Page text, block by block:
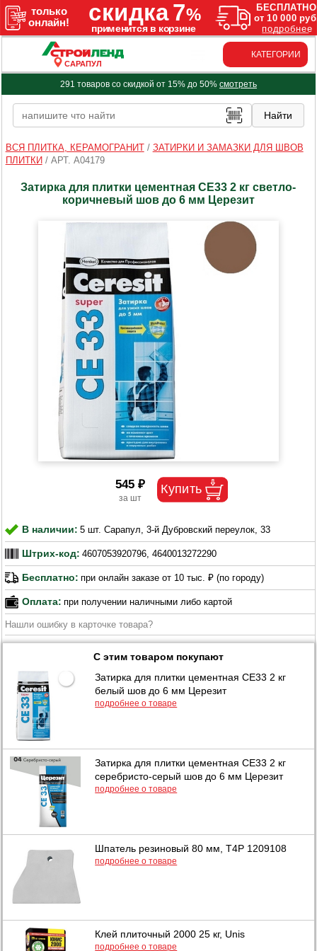
САРАПУЛ
КАТЕГОРИИ
291 товаров со скидкой от 15% до 50% смотреть
ВСЯ ПЛИТКА, КЕРАМОГРАНИТ/ ЗАТИРКИ И ЗАМАЗКИ ДЛЯ ШВОВ
ПЛИТКИ / АРТ. A04179
Затирка для плитки цементная CE33 2 кг светло-
коричневый шов до 6 мм Церезит
545 ₽
В наличии: 5 шт. Сарапул, 3-й Дубровский переулок, 33
Штрих-код: 4607053920796, 4640013272290
Бесплатно: при онлайн заказе от 10 тыс. ₽ (по городу)
Оплата: при получении наличными либо картой
Нашли ошибку в карточке товара?
С этим товаром покупают
Затирка для плитки цементная CE33 2 кг
белый шов до 6 мм Церезит
подробнее о товаре
Затирка для плитки цементная CE33 2 кг
серебристо-серый шов до 6 мм Церезит
подробнее о товаре
Шпатель резиновый 80 мм, T4P 1209108
подробнее о товаре
Клей плиточный 2000 25 кг, Unis
подробнее о товаре